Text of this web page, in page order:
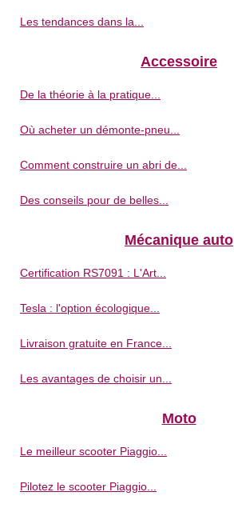
Les tendances dans la...
Accessoire
De la théorie à la pratique...
Où acheter un démonte-pneu...
Comment construire un abri de...
Des conseils pour de belles...
Mécanique auto
Certification RS7091 : L'Art...
Tesla : l'option écologique...
Livraison gratuite en France...
Les avantages de choisir un...
Moto
Le meilleur scooter Piaggio...
Pilotez le scooter Piaggio...